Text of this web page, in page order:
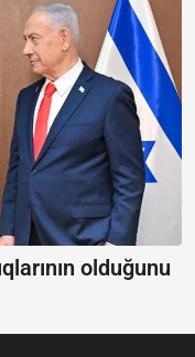
olduğunu